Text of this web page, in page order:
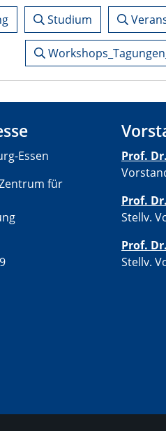
Studium
Essen
für
Prof.
Prof.
Stellv.
Prof.
Stellv.